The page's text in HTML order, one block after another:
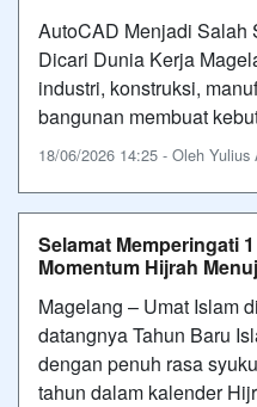
AutoCAD Menjadi Salah
Dicari Dunia Kerja
industri, konstruksi,
bangunan membuat
18/06/2026 14:25 - Oleh
Selamat Memperingati
Momentum Hijrah
Magelang – Umat Islam
datangnya Tahun Baru
dengan penuh rasa
tahun dalam kalender